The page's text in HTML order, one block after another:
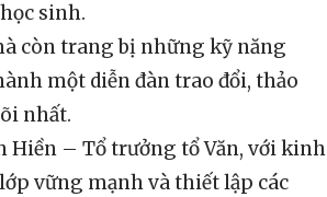
sinh.
còn trang bị những kỹ năng
một diễn đàn trao đổi, thảo
nhất.
Hiền – Tổ trưởng tổ Văn, với kinh
vững mạnh và thiết lập các